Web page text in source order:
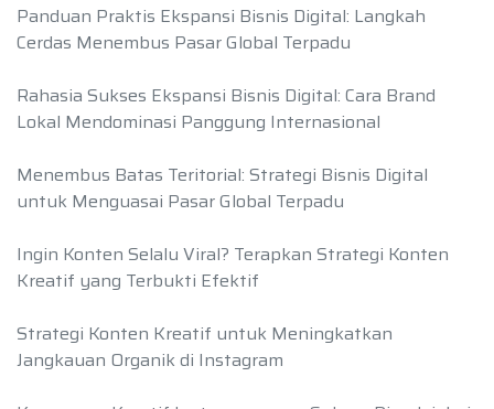
Panduan Praktis Ekspansi Bisnis Digital: Langkah
Cerdas Menembus Pasar Global Terpadu
Rahasia Sukses Ekspansi Bisnis Digital: Cara Brand
Lokal Mendominasi Panggung Internasional
Menembus Batas Teritorial: Strategi Bisnis Digital
untuk Menguasai Pasar Global Terpadu
Ingin Konten Selalu Viral? Terapkan Strategi Konten
Kreatif yang Terbukti Efektif
Strategi Konten Kreatif untuk Meningkatkan
Jangkauan Organik di Instagram